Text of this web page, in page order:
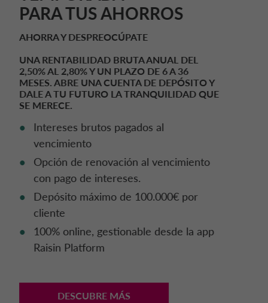
50 & 50
MOBILITY BY DRIVALIA
DRIVALIA
QUIÉNES SOMOS
TRABAJA CON NOSOTROS
CÓDIGO DE CONDUCTA
SOSTENIBILIDAD
CONTÁCTANOS
MY CA AUTO BANK
ALQUILER DE VEHÍCULOS
BÉLGICA CA AUTO BANK
DINAMARCA CA AUTO FINANCE
GRECIA CA AUTO BANK
IRLANDA CA AUTO BANK
ITALIA CA AUTO BANK
PARA TUS AHORROS
AHORRA Y DESPREOCÚPATE
UNA RENTABILIDAD BRUTA ANUAL DEL
2,50% AL 2,80% Y UN PLAZO DE 6 A 36
MESES. ABRE UNA CUENTA DE DEPÓSITO Y
DALE A TU FUTURO LA TRANQUILIDAD QUE
SE MERECE.
Intereses brutos pagados al
vencimiento
Opción de renovación al vencimiento
con pago de intereses.
Depósito máximo de 100.000€ por
cliente
100% online, gestionable desde la app
Raisin Platform
DESCUBRE MÁS